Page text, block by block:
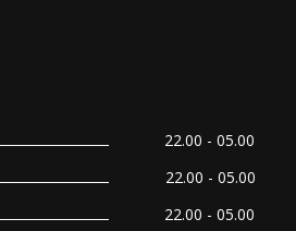
22.00 - 05.00
22.00 - 05.00
22.00 - 05.00